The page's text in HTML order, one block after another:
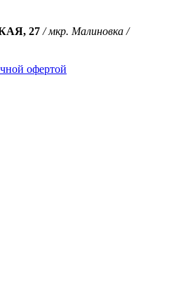
27 / мкр. Малиновка /
офертой